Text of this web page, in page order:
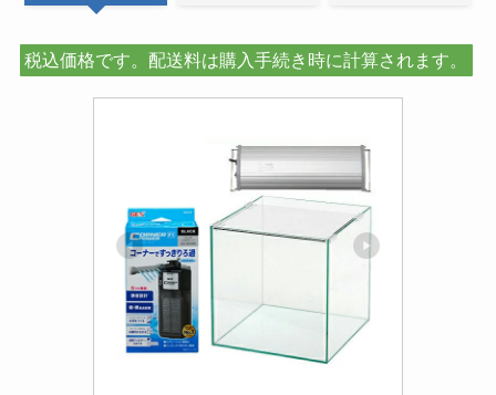
税込価格です。配送料は購入手続き時に計算されます。